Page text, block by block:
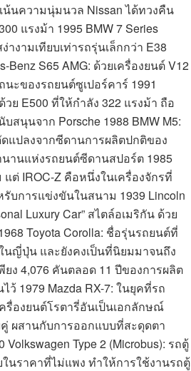
น้นความนุ่มนวล Nissan ได้ทวงคืน
แรงม้า 1995 BMW 7 Series
ามเทียบเท่ารถรุ่นเล็กกว่า E38
S65 AMG: ด้วยเครื่องยนต์ V12
ะของรถยนต์ซูเปอร์คาร์ 1991
วย E500 ที่ให้กำลัง 322 แรงม้า ถือ
สนุนจาก Porsche 1988 BMW M5:
แปลงจากซีดานการผลิตปกติของ
นานแห่งรถยนต์ซีดานสปอร์ต 1985
ต่ IROC-Z คือหนึ่งในเครื่องจักรที่
บการแข่งขันในสนาม 1939 Lincoln
Luxury Car” สไตล์อเมริกัน ด้วย
Toyota Corolla: ชื่อรุ่นรถยนต์ที่
นญี่ปุ่น และยังคงเป็นที่นิยมมาจนถึง
ง 4,076 คันตลอด 11 ปีของการผลิต
ว้ 1979 Mazda RX-7: ในยุคที่รถ
รื่องยนต์โรตารี่อันเป็นเอกลักษณ์
คู่ ผสานกับการออกแบบที่สะดุดตา
Type 2 (Microbus): รถตู้
นราคาที่ไม่แพง ทำให้การใช้งานรถตู้